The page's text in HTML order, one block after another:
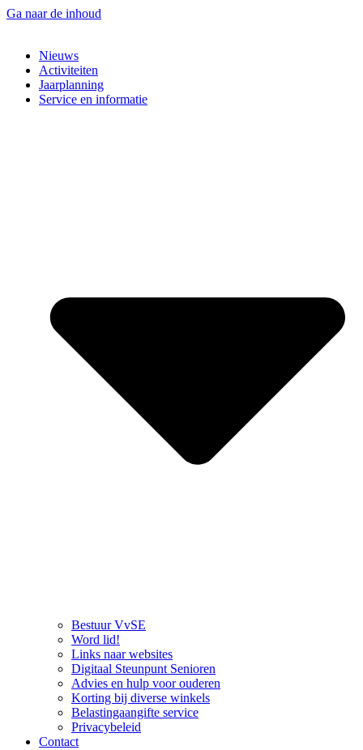
Ga naar de inhoud
Nieuws
Activiteiten
Jaarplanning
Service en informatie
Bestuur VvSE
Word lid!
Links naar websites
Digitaal Steunpunt Senioren
Advies en hulp voor ouderen
Korting bij diverse winkels
Belastingaangifte service
Privacybeleid
Contact